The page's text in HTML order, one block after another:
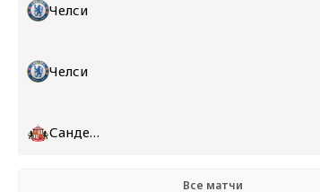
Челси
Челси
Сандерленд
Все матчи